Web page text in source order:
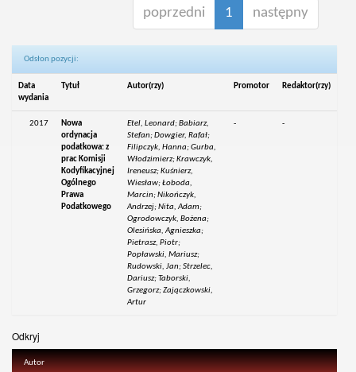
poprzedni 1 następny
Odsłon pozycji:
Data
wydania
Tytuł Autor(rzy) Promotor Redaktor(rzy)
2017
Nowa
ordynacja
podatkowa: z
prac Komisji
Kodyfikacyjnej
Ogólnego
Prawa
Podatkowego
Etel, Leonard; Babiarz,
Stefan; Dowgier, Rafał;
Filipczyk, Hanna; Gurba,
Włodzimierz; Krawczyk,
Ireneusz; Kuśnierz,
Wiesław; Łoboda,
Marcin; Nikończyk,
Andrzej; Nita, Adam;
Ogrodowczyk, Bożena;
Olesińska, Agnieszka;
Pietrasz, Piotr;
Popławski, Mariusz;
Rudowski, Jan; Strzelec,
Dariusz; Taborski,
Grzegorz; Zajączkowski,
Artur
- -
Odkryj
Autor